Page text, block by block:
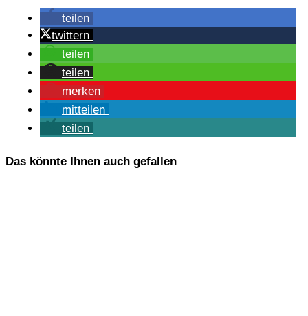
tei­len
twit­tern
tei­len
tei­len
mer­ken
mit­tei­len
tei­len
Das könnte Ihnen auch gefallen